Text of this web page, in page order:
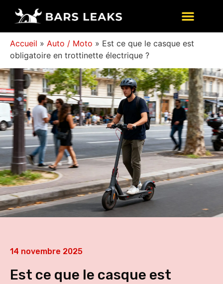
Accueil » Auto / Moto » Est ce que le casque est
obligatoire en trottinette électrique ?
14 novembre 2025
Est ce que le casque est